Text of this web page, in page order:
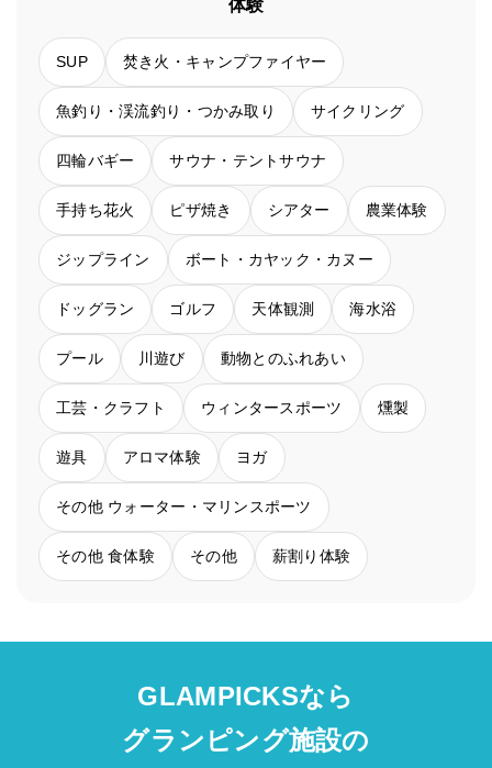
体験
SUP 焚き火・キャンプファイヤー
魚釣り・渓流釣り・つかみ取り サイクリング
四輪バギー サウナ・テントサウナ
手持ち花火 ピザ焼き シアター 農業体験
ジップライン ボート・カヤック・カヌー
ドッグラン ゴルフ 天体観測 海水浴
プール 川遊び 動物とのふれあい
工芸・クラフト ウィンタースポーツ 燻製
遊具 アロマ体験 ヨガ
その他 ウォーター・マリンスポーツ
その他 食体験 その他 薪割り体験
GLAMPICKSなら
グランピング施設の